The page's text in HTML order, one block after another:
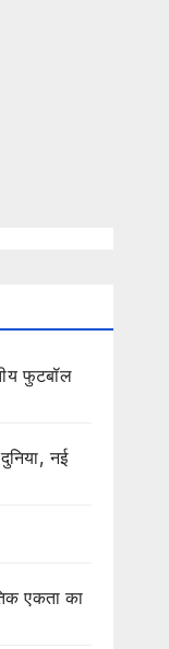
फुटबॉल
नई
एकता का